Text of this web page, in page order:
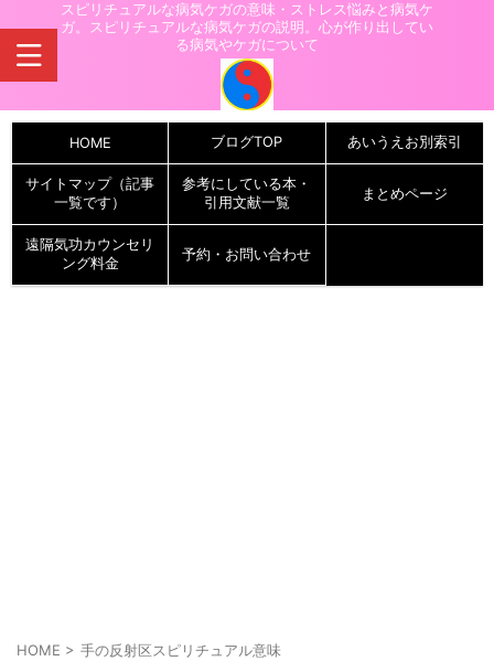
スピリチュアルな病気ケガの意味・ストレス悩みと病気ケ
ガ。スピリチュアルな病気ケガの説明。心が作り出してい
る病気やケガについて
HOME ブログTOP あいうえお別索引
サイトマップ（記事
一覧です）
参考にしている本・
引用文献一覧
まとめページ
遠隔気功カウンセリ
ング料金
予約・お問い合わせ
HOME > 手の反射区スピリチュアル意味